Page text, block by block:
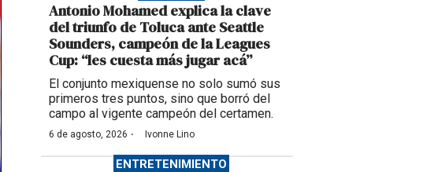
Antonio Mohamed explica la clave
del triunfo de Toluca ante Seattle
Sounders, campeón de la Leagues
Cup: “les cuesta más jugar acá”
El conjunto mexiquense no solo sumó sus
primeros tres puntos, sino que borró del
campo al vigente campeón del certamen.
6 de agosto, 2026 · Ivonne Lino
ENTRETENIMIENTO